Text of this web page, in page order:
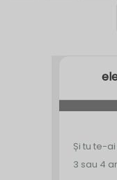
Și tu te-
3 sau 4